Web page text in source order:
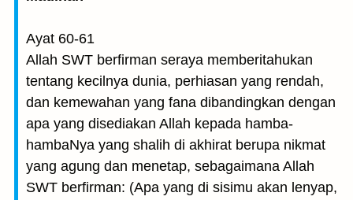
Ayat 60-61
Allah SWT berfirman seraya memberitahukan
tentang kecilnya dunia, perhiasan yang rendah,
dan kemewahan yang fana dibandingkan dengan
apa yang disediakan Allah kepada hamba-
hambaNya yang shalih di akhirat berupa nikmat
yang agung dan menetap, sebagaimana Allah
SWT berfirman: (Apa yang di sisimu akan lenyap,